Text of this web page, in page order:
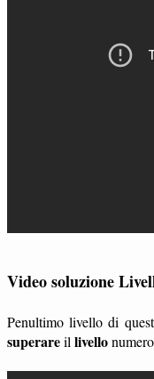
Video soluzione
Penultimo livello di
superareil livellonumero